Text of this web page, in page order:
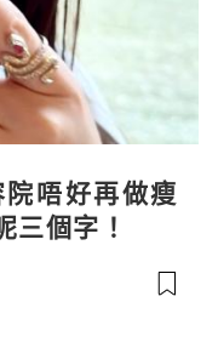
唔好再做瘦
三個字！